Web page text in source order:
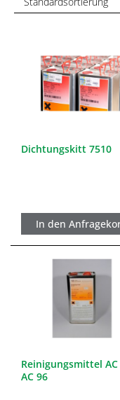
Dichtungskitt 7510
In den
Reinigungsmittel AC
AC 96